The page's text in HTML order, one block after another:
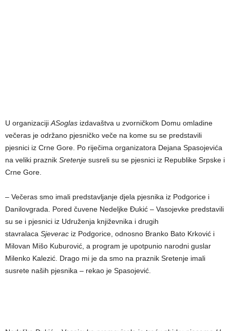
U organizaciji ASoglas izdavaštva u zvorničkom Domu omladine
večeras je održano pjesničko veče na kome su se predstavili
pjesnici iz Crne Gore. Po riječima organizatora Dejana Spasojevića
na veliki praznik Sretenje susreli su se pjesnici iz Republike Srpske i
Crne Gore.
– Večeras smo imali predstavljanje djela pjesnika iz Podgorice i
Danilovgrada. Pored čuvene Nedeljke Đukić – Vasojevke predstavili
su se i pjesnici iz Udruženja književnika i drugih
stavralaca Sjeverac iz Podgorice, odnosno Branko Bato Krković i
Milovan Mišo Kuburović, a program je upotpunio narodni guslar
Milenko Kalezić. Drago mi je da smo na praznik Sretenje imali
susrete naših pjesnika – rekao je Spasojević.